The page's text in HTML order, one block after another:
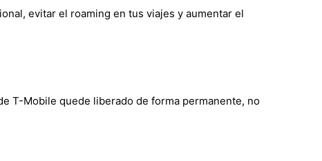
evitar el roaming en tus viajes y aumentar el
T-Mobile quede liberado de forma permanente, no